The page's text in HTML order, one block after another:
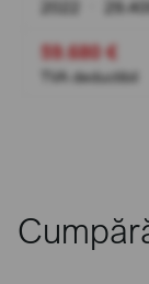
59.680 €
TVA deductibil